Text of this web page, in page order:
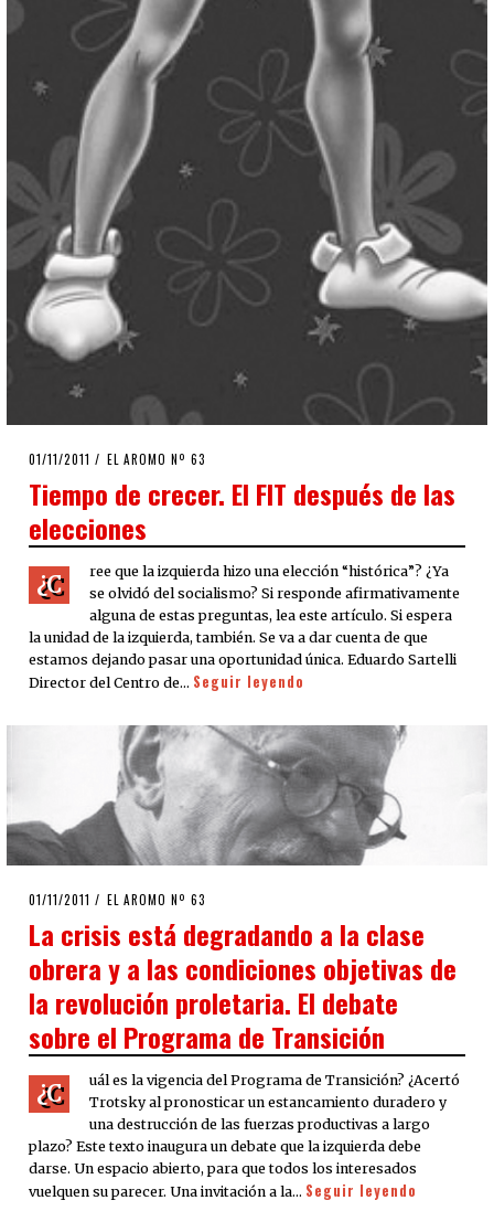
POSTED
01/11/2011 24/09/2020
EL AROMO Nº 63
Tiempo de crecer. El FIT después de las
elecciones
¿C
ree que la izquierda hizo una elección “histórica”? ¿Ya
se olvidó del socialismo? Si responde afirmativamente
alguna de estas preguntas, lea este artículo. Si espera
la unidad de la izquierda, también. Se va a dar cuenta de que
estamos dejando pasar una oportunidad única. Eduardo Sartelli
Director del Centro de… Seguir leyendo
POSTED
01/11/2011 24/09/2020
EL AROMO Nº 63
La crisis está degradando a la clase
obrera y a las condiciones objetivas de
la revolución proletaria. El debate
sobre el Programa de Transición
¿C
uál es la vigencia del Programa de Transición? ¿Acertó
Trotsky al pronosticar un estancamiento duradero y
una destrucción de las fuerzas productivas a largo
plazo? Este texto inaugura un debate que la izquierda debe
darse. Un espacio abierto, para que todos los interesados
vuelquen su parecer. Una invitación a la… Seguir leyendo